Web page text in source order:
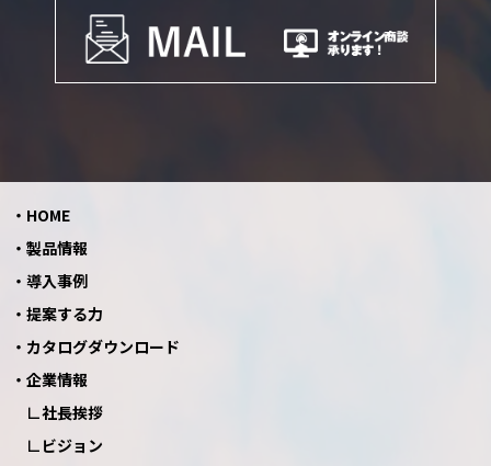
HOME
製品情報
導入事例
提案する力
カタログダウンロード
企業情報
社長挨拶
ビジョン